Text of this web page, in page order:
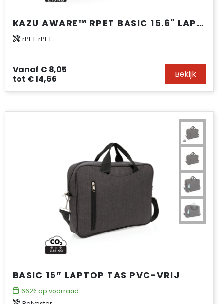
KAZU AWARE™ RPET BASIC 15.6" LAPTOP TAS
rPET, rPET
Vanaf € 8,05
tot € 14,66 Bekijk
BASIC 15” LAPTOP TAS PVC-VRIJ
6626 op voorraad